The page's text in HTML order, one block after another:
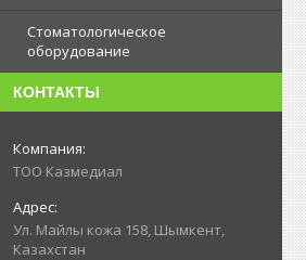
Стоматологическое
оборудование
КОНТАКТЫ
ТОО Казмедиал
Ул. Майлы кожа 158, Шымкент,
Казахстан